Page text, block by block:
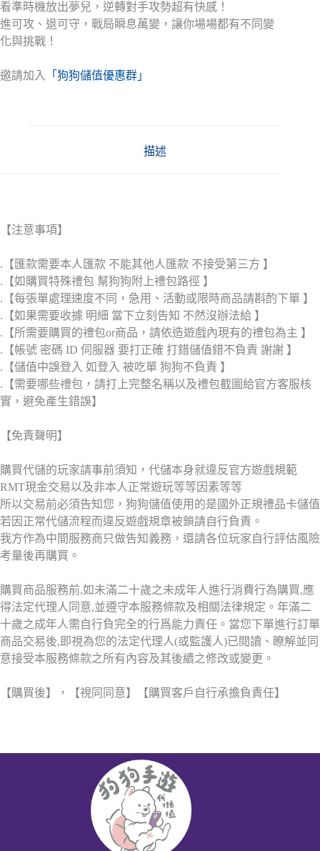
看準時機放出夢兒，逆轉對手攻勢超有快感！
進可攻、退可守，戰局瞬息萬變，讓你場場都有不同變
化與挑戰！
邀請加入 「狗狗儲值優惠群」
描述
【注意事項】
.【匯款需要本人匯款 不能其他人匯款 不接受第三方 】
.【如購買特殊禮包 幫狗狗附上禮包路徑 】
.【每張單處理速度不同，急用、活動或限時商品請斟酌下單 】
.【如果需要收據 明細 當下立刻告知 不然沒辦法給 】
.【所需要購買的禮包or商品，請依造遊戲內現有的禮包為主 】
.【帳號 密碼 ID 伺服器 要打正確 打錯儲值錯不負責 謝謝 】
.【儲值中誤登入 如登入 被吃單 狗狗不負責 】
.【需要哪些禮包，請打上完整名稱以及禮包截圖給官方客服核
實，避免產生錯誤】
【免責聲明】
購買代儲的玩家請事前須知，代儲本身就違反官方遊戲規範
RMT現金交易以及非本人正常遊玩等等因素等等
所以交易前必須告知您，狗狗儲值使用的是國外正規禮品卡儲值
若因正常代儲流程而違反遊戲規章被鎖請自行負責。
我方作為中間服務商只做告知義務，還請各位玩家自行評估風險
考量後再購買。
購買商品服務前,如未滿二十歲之未成年人進行消費行為購買,應
得法定代理人同意,並遵守本服務條款及相關法律規定。年滿二
十歲之成年人需自行負完全的行爲能力責任。當您下單進行訂單
商品交易後,即視為您的法定代理人(或監護人)已閱讀、瞭解並同
意接受本服務條款之所有內容及其後續之修改或變更。
【購買後】，【視同同意】【購買客戶自行承擔負責任】